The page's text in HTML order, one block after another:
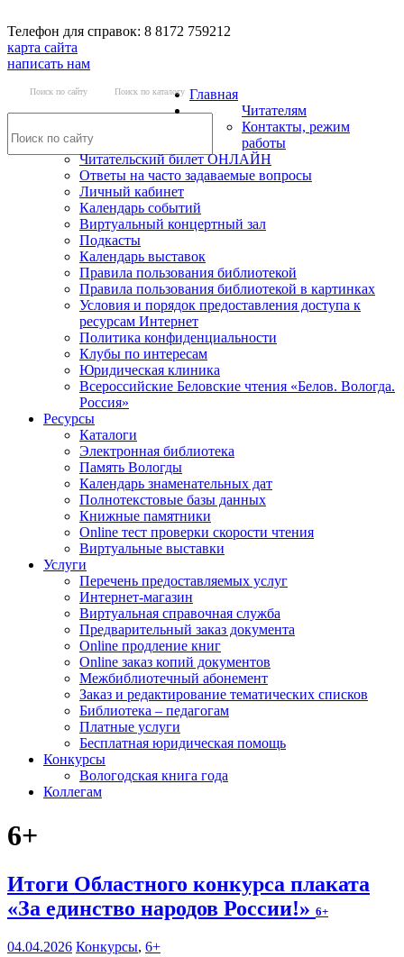
Телефон для справок: 8 8172 759212
карта сайта
написать нам
Поиск по сайту Поиск по каталогу Главная
Читателям
Контакты, режим
работы
Читательский билет ОНЛАЙН
Ответы на часто задаваемые вопросы
Личный кабинет
Календарь событий
Виртуальный концертный зал
Подкасты
Календарь выставок
Правила пользования библиотекой
Правила пользования библиотекой в картинках
Условия и порядок предоставления доступа к
ресурсам Интернет
Политика конфиденциальности
Клубы по интересам
Юридическая клиника
Всероссийские Беловские чтения «Белов. Вологда.
Россия»
Ресурсы
Каталоги
Электронная библиотека
Память Вологды
Календарь знаменательных дат
Полнотекстовые базы данных
Книжные памятники
Online тест проверки скорости чтения
Виртуальные выставки
Услуги
Перечень предоставляемых услуг
Интернет-магазин
Виртуальная справочная служба
Предварительный заказ документа
Online продление книг
Online заказ копий документов
Межбиблиотечный абонемент
Заказ и редактирование тематических списков
Библиотека – педагогам
Платные услуги
Бесплатная юридическая помощь
Конкурсы
Вологодская книга года
Коллегам
6+
Итоги Областного конкурса плаката
«За единство народов России!» 6+
04.04.2026 Конкурсы, 6+